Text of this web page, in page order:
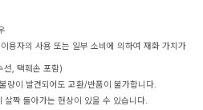
용자의 사용 또는 일부 소비에 의하여 재화 가치가
선, 택훼손 포함)
량이 발견되어도 교환/반품이 불가합니다.
짝 돌아가는 현상이 있을 수 있습니다.